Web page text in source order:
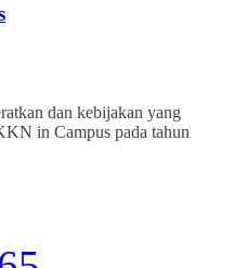
dan kebijakan yang
in Campus pada tahun